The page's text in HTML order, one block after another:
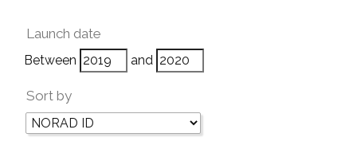
Launch date
Between and
Sort by